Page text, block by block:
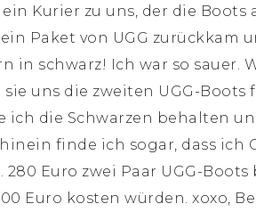
ein Kurier zu uns, der die
Paket von UGG zurückkam
in schwarz! Ich war so
uns die zweiten UGG-Boots
ich die Schwarzen behalten
finde ich sogar, dass ich
280 Euro zwei Paar UGG-
Euro kosten würden. xoxo,